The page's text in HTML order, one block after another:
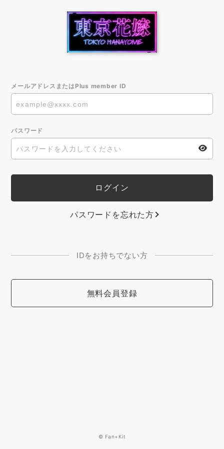
メールアドレスまたはPlus member ID
パスワード
パスワードを忘れた方
IDをお持ちでない方
無料会員登録
© Fan+Kit